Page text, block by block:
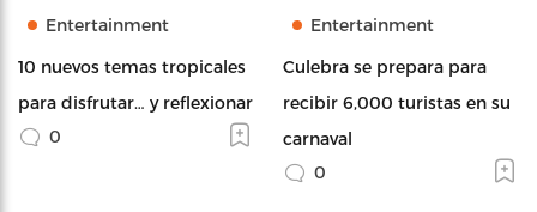
Entertainment
10 nuevos temas tropicales
para disfrutar… y reflexionar
0
Entertainment
Culebra se prepara para
recibir 6,000 turistas en su
carnaval
0